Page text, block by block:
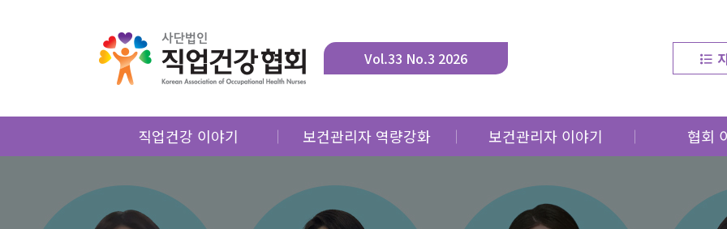
Vol.33 No.3 2026
직업건강 이야기
월례특강
보건관리자 역량강화
직업건강 생생정보
보건관리자 이야기
직업건강 1004 멘토멘티
협회
교